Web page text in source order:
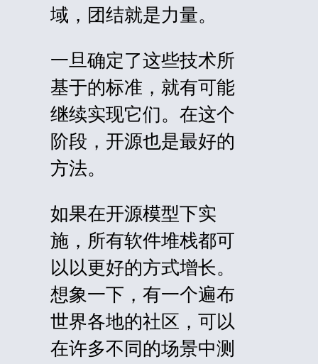
域，团结就是力量。
一旦确定了这些技术所
基于的标准，就有可能
继续实现它们。在这个
阶段，开源也是最好的
方法。
如果在开源模型下实
施，所有软件堆栈都可
以以更好的方式增长。
想象一下，有一个遍布
世界各地的社区，可以
在许多不同的场景中测